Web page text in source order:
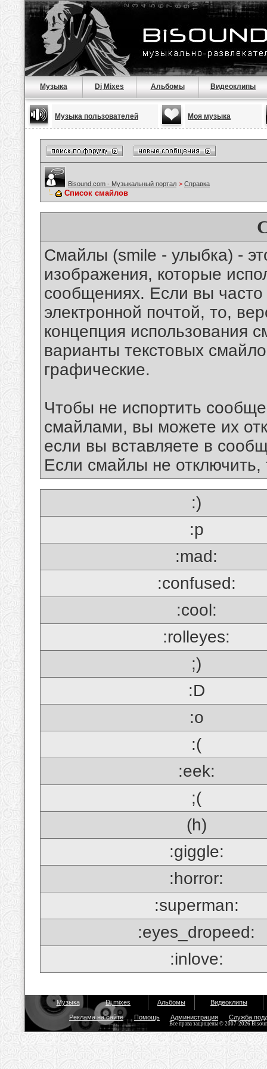
Музыка Dj Mixes Альбомы Видеоклипы
Музыка пользователей Моя музыка
Bisound.com - Музыкальный портал > Справка
Список смайлов
Смайлы (smile - улыбка) -
изображения, которые
сообщениях. Если вы часто
электронной почтой, то,
концепция использования
варианты текстовых
графические.
Чтобы не испортить
смайлами, вы можете их
если вы вставляете в
Если смайлы не отключить,
:)
:p
:mad:
:confused:
:cool:
:rolleyes:
;)
:D
:o
:(
:eek:
;(
(h)
:giggle:
:horror:
:superman:
:eyes_dropeed:
:inlove:
Музыка Dj mixes Альбомы Видеоклипы
Реклама на сайте Помощь Администрация Служба
Все права защищены © 2007-2026